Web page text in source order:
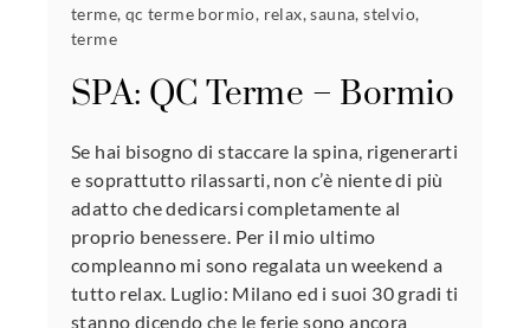
terme, qc terme bormio, relax,sauna,stelvio,
terme
SPA: QC Terme – Bormio
Se hai bisogno di staccare la spina, rigenerarti
e soprattutto rilassarti, non c’è niente di più
adatto che dedicarsi completamente al
proprio benessere. Per il mio ultimo
compleanno mi sono regalata un weekend a
tutto relax. Luglio: Milano ed i suoi 30 gradi ti
stanno dicendo che le ferie sono ancora